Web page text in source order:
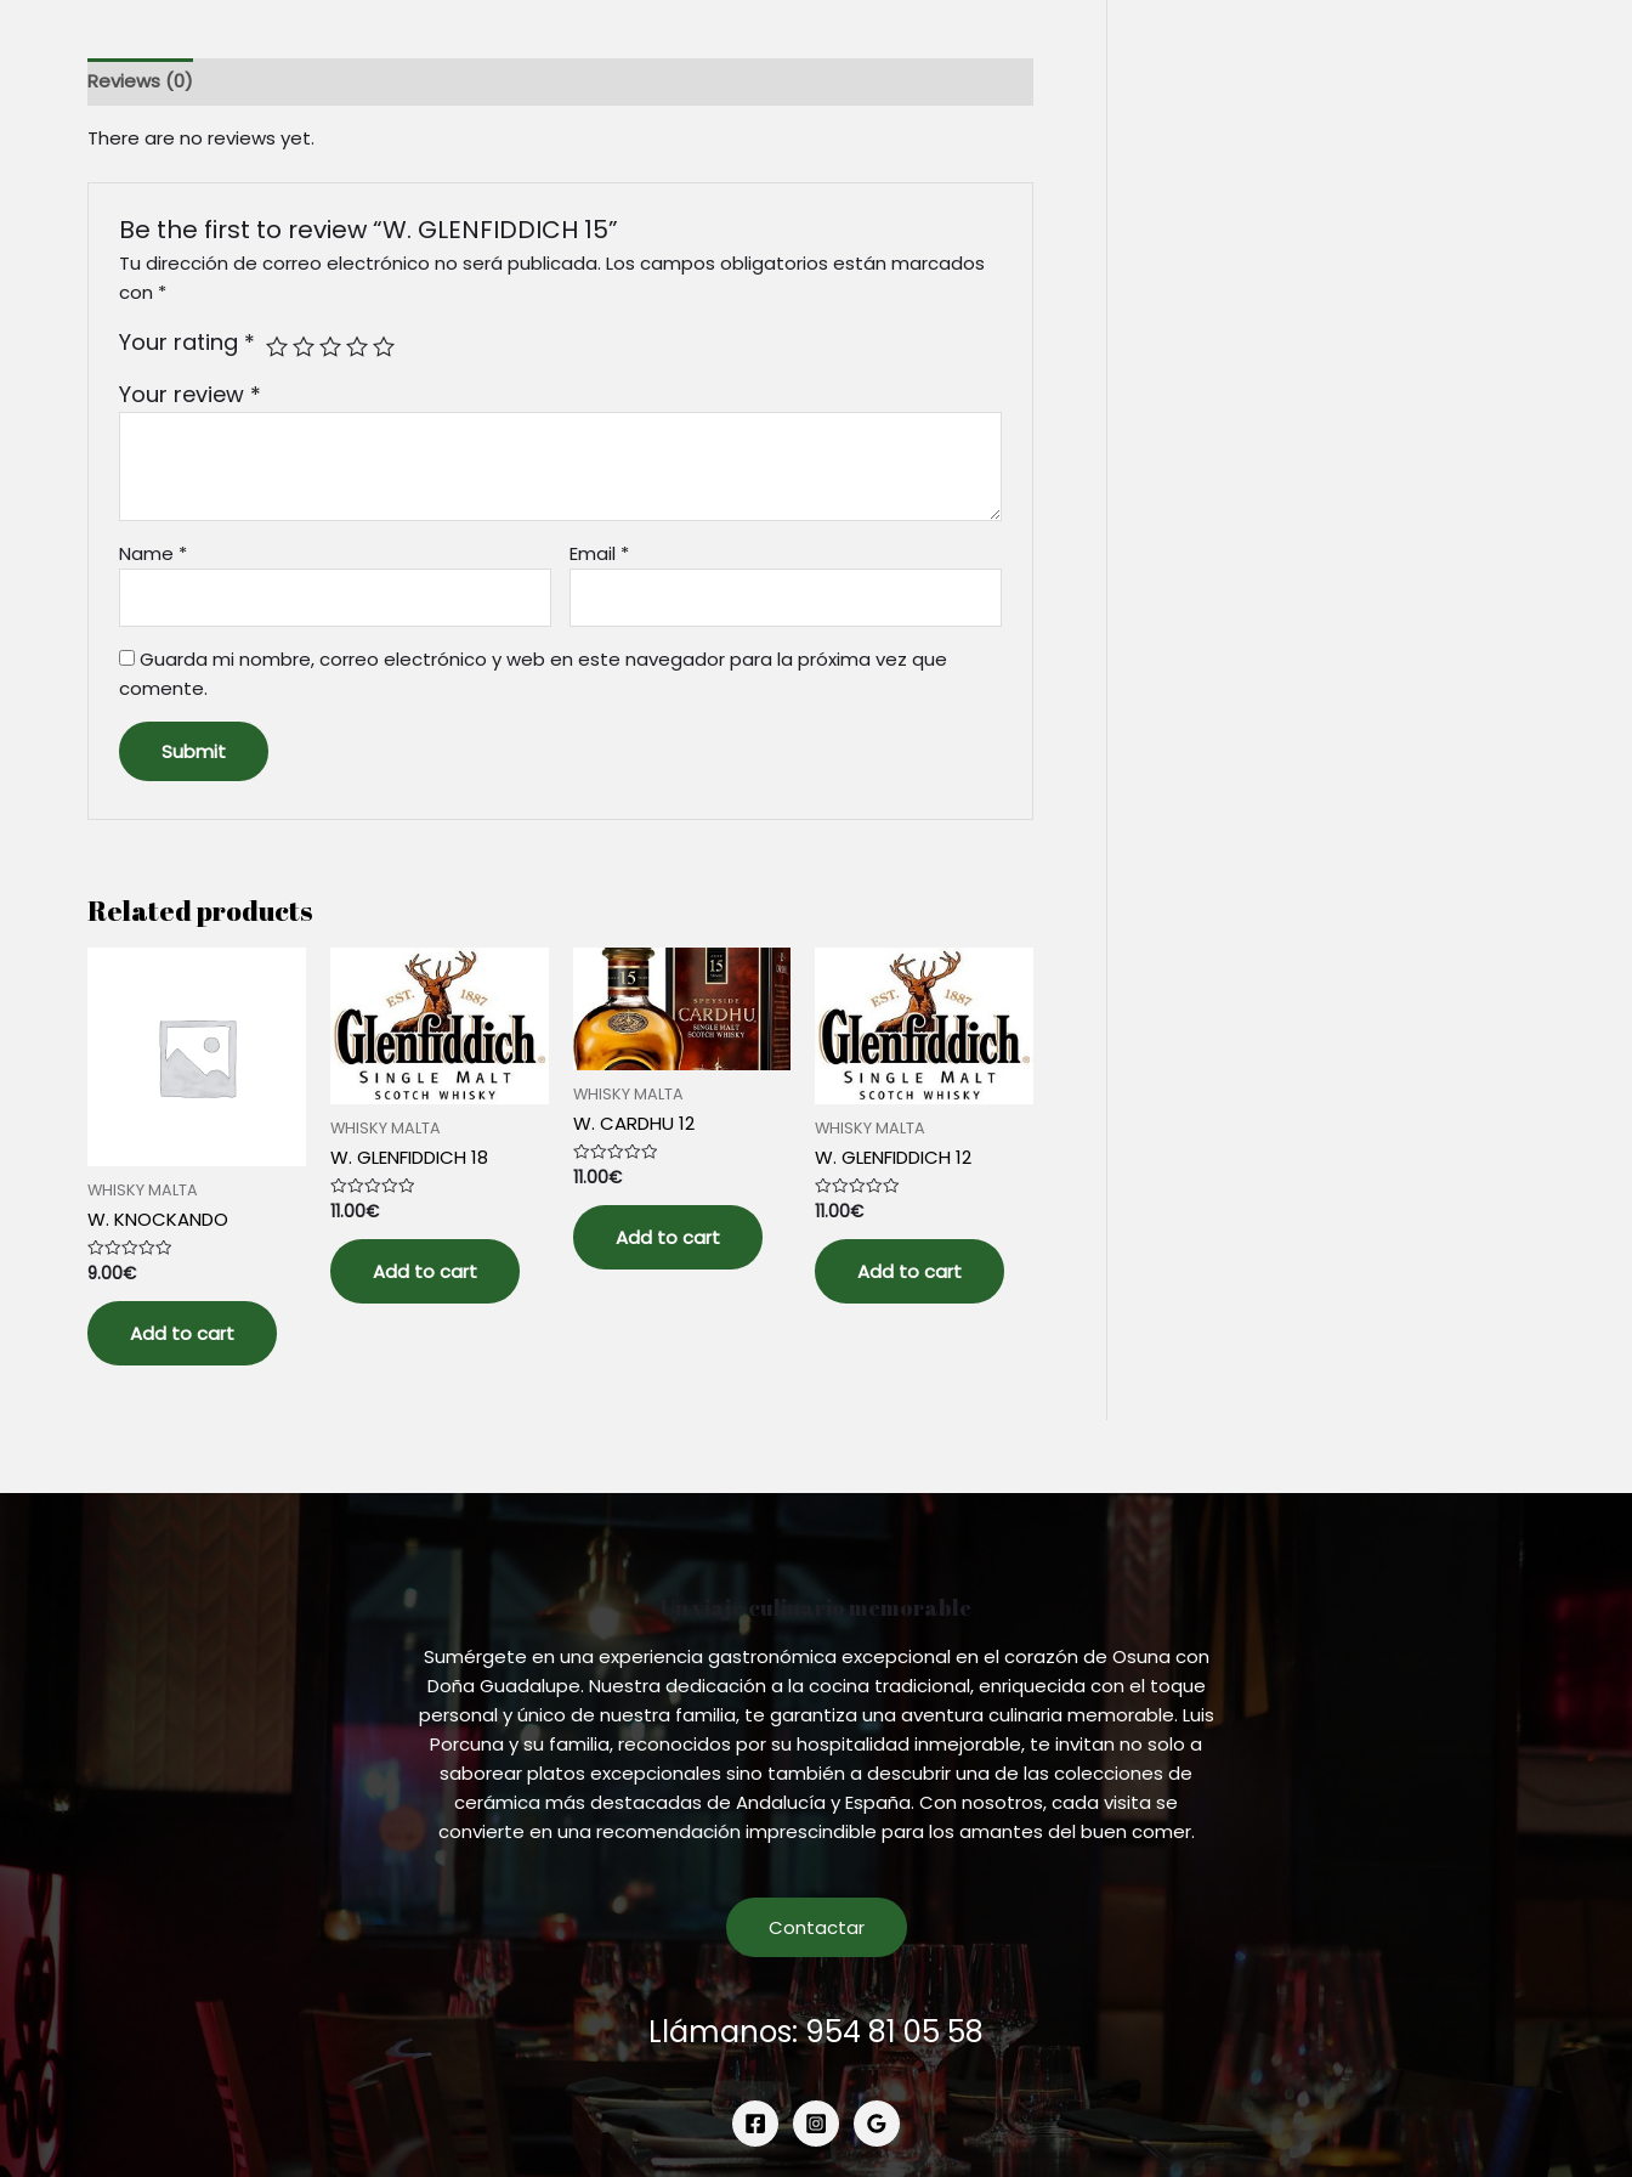
Reviews (0)
There are no reviews yet.
Be the first to review “W. GLENFIDDICH 15”
Tu dirección de correo electrónico no será publicada. Los campos obligatorios están marcados
con *
Your rating *
Your review *
Name * Email *
Guarda mi nombre, correo electrónico y web en este navegador para la próxima vez que
comente.
Related products
WHISKY MALTA
W. KNOCKANDO
Rated
out
of
5
9.00€
Add to cart
WHISKY MALTA
W. GLENFIDDICH 18
Rated
out
of
5
11.00€
Add to cart
WHISKY MALTA
W. CARDHU 12
Rated
0
out
of
5
11.00€
Add to cart
WHISKY MALTA
W. GLENFIDDICH 12
Rated
out
of
5
11.00€
Add to cart
Un viaje culinario memorable
Sumérgete en una experiencia gastronómica excepcional en el corazón de Osuna con
Doña Guadalupe. Nuestra dedicación a la cocina tradicional, enriquecida con el toque
personal y único de nuestra familia, te garantiza una aventura culinaria memorable. Luis
Porcuna y su familia, reconocidos por su hospitalidad inmejorable, te invitan no solo a
saborear platos excepcionales sino también a descubrir una de las colecciones de
cerámica más destacadas de Andalucía y España. Con nosotros, cada visita se
convierte en una recomendación imprescindible para los amantes del buen comer.
Contactar
Llámanos: 954 81 05 58